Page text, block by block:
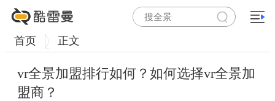
首页 正文
vr全景加盟排行如何？如何选择vr全景加
盟商？